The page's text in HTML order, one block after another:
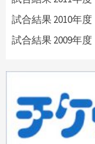
試合結果 2010年度
試合結果 2009年度